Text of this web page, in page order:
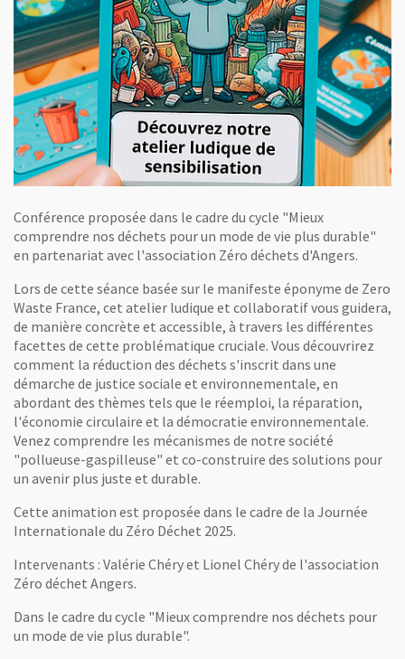
Conférence proposée dans le cadre du cycle "Mieux
comprendre nos déchets pour un mode de vie plus durable"
en partenariat avec l'association Zéro déchets d'Angers.
Lors de cette séance basée sur le manifeste éponyme de Zero
Waste France, cet atelier ludique et collaboratif vous guidera,
de manière concrète et accessible, à travers les différentes
facettes de cette problématique cruciale. Vous découvrirez
comment la réduction des déchets s'inscrit dans une
démarche de justice sociale et environnementale, en
abordant des thèmes tels que le réemploi, la réparation,
l'économie circulaire et la démocratie environnementale.
Venez comprendre les mécanismes de notre société
"pollueuse-gaspilleuse" et co-construire des solutions pour
un avenir plus juste et durable.
Cette animation est proposée dans le cadre de la Journée
Internationale du Zéro Déchet 2025.
Intervenants : Valérie Chéry et Lionel Chéry de l'association
Zéro déchet Angers.
Dans le cadre du cycle "Mieux comprendre nos déchets pour
un mode de vie plus durable".